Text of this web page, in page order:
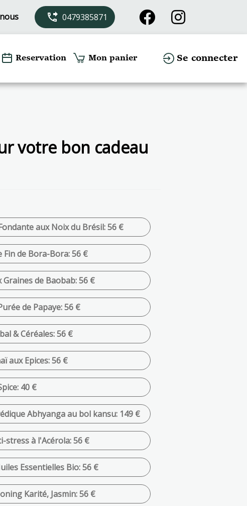
phone_forwarded 0479385871
Reservation Mon panier Se connecter
votre bon cadeau
aux Noix du Brésil: 56 €
Fin de Bora-Bora: 56 €
de Baobab: 56 €
de Papaye: 56 €
& Céréales: 56 €
aux Epices: 56 €
40 €
Abhyanga au bol kansu: 149 €
stress à l'Acérola: 56 €
Essentielles Bio: 56 €
Karité, Jasmin: 56 €